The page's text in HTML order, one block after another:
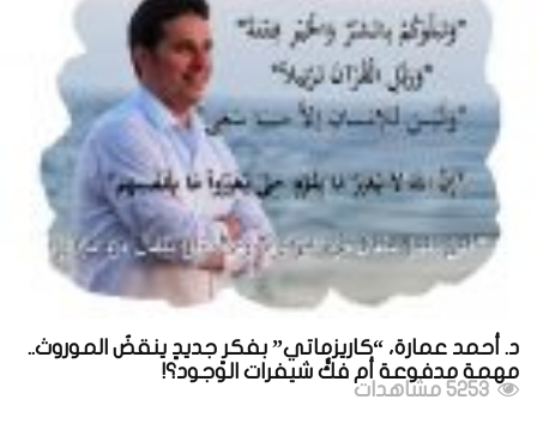
د. أحمد عمارة، “كاريزماتي” بفكرٍ جديدٍ ينقضُ الموروث..
مهمة مدفوعة أم فكُّ شيفرات الوجود؟!